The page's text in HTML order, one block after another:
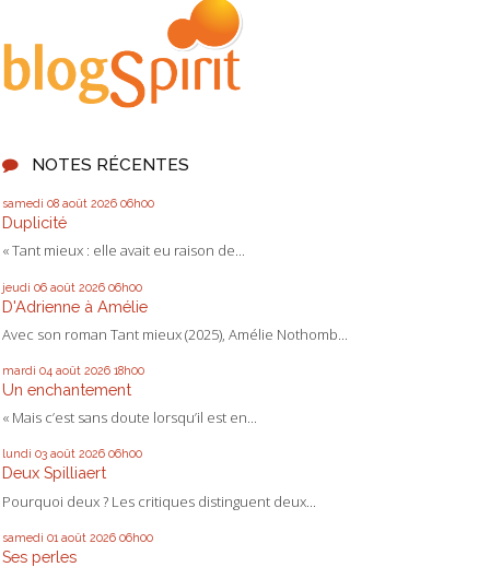
NOTES RÉCENTES
samedi 08 août 2026 06h00
Duplicité
« Tant mieux : elle avait eu raison de...
jeudi 06 août 2026 06h00
D'Adrienne à Amélie
Avec son roman Tant mieux (2025), Amélie Nothomb...
mardi 04 août 2026 18h00
Un enchantement
« Mais c’est sans doute lorsqu’il est en...
lundi 03 août 2026 06h00
Deux Spilliaert
Pourquoi deux ? Les critiques distinguent deux...
samedi 01 août 2026 06h00
Ses perles